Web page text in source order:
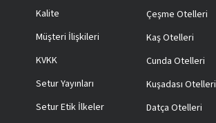
Kalite
Müşteri İlişkileri
KVKK
Setur Yayınları
Setur Etik İlkeler
Çeşme Otelleri
Kaş Otelleri
Cunda Otelleri
Kuşadası Otelleri
Datça Otelleri